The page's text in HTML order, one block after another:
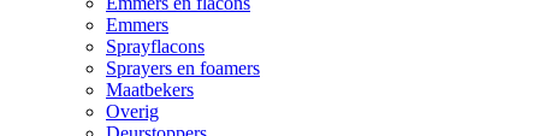
Emmers
Sprayflacons
Sprayers en foamers
Maatbekers
Overig